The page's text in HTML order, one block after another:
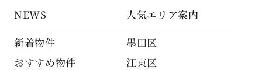
NEWS
新着物件
おすすめ物件
人気エリア案内
墨田区
江東区